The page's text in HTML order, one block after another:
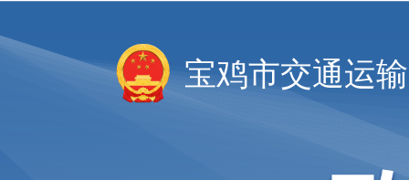
宝鸡市交通运